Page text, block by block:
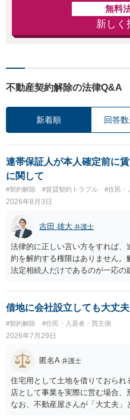
無料
新しく
不動産契約解除の法律Q&A
新着順 回答
連帯保証人が本人確定前に
に関して
#契約解除 #賃貸契約トラブル #住民・
2026年8月3日
吉田 雄大 弁護士
法律的に正しい言い方をすれば
約を解約する権限はありません
法定相続人だけであるのが一応
する動機づけがなくなります。
も、建物を賃貸人に一日も早く
するのが良いと思います。また
あるお知り合いさんにとっても、
められるため望ましいやり方だと
借地に会社設立しても大丈
#契約解除 #住民・入居者・買主側
2026年7月29日
匿名A 弁護士
住宅用として土地を借りておら
店として事業を実際に営む場合、
なお、不動産屋さんが「大丈夫